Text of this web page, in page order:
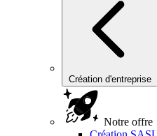
Création d'entreprise
Notre offre